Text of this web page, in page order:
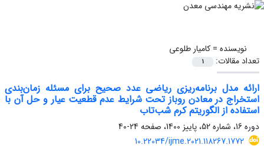
نویسنده =کامیار طلوعی
تعداد مقالات:
1
ارائه مدل برنامه‌ریزی ریاضی عدد صحیح برای مسئله زمان‌بندی
استخراج در معادن روباز تحت شرایط عدم قطعیت عیار و حل آن با
استفاده از الگوریتم کرم شب‌تاب
دوره 16، شماره 52، پاییز 1400، صفحه
24-40
10.22034/ijme.2021.118267.1772